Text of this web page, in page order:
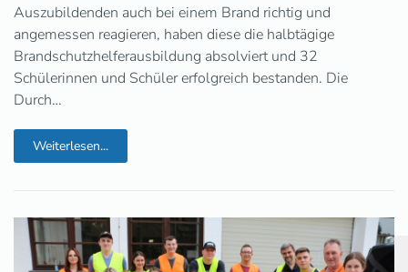
Auszubildenden auch bei einem Brand richtig und
angemessen reagieren, haben diese die halbtägige
Brandschutzhelferausbildung absolviert und 32
Schülerinnen und Schüler erfolgreich bestanden. Die
Durch…
Weiterlesen...